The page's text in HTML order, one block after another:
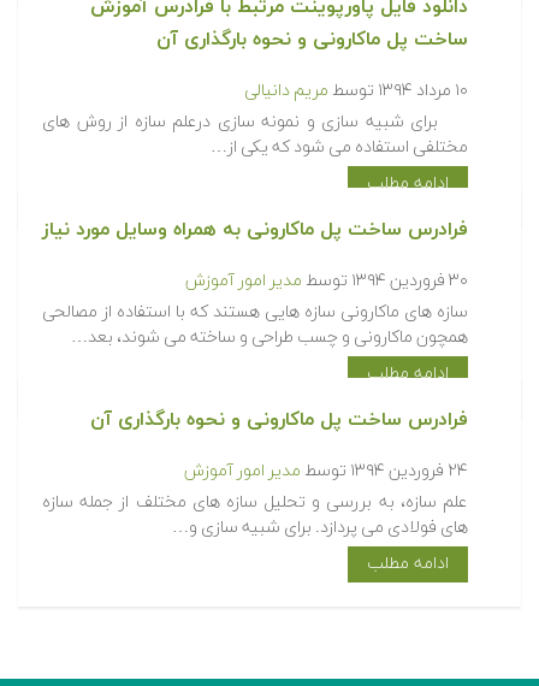
دانلود فایل پاورپوینت مرتبط با فرادرس آموزش
ساخت پل ماکارونی و نحوه بارگذاری آن
۱۰ مرداد ۱۳۹۴ توسط مریم دانیالی
برای شبیه سازی و نمونه سازی درعلم سازه از روش های
مختلفی استفاده می شود که یکی از…
ادامه مطلب
فرادرس ساخت پل ماکارونی به همراه وسایل مورد نیاز
۳۰ فروردین ۱۳۹۴ توسط مدیر امور آموزش
سازه های ماکارونی سازه هایی هستند که با استفاده از مصالحی
همچون ماکارونی و چسب طراحی و ساخته می شوند، بعد…
ادامه مطلب
فرادرس ساخت پل ماکارونی و نحوه بارگذاری آن
۲۴ فروردین ۱۳۹۴ توسط مدیر امور آموزش
علم سازه، به بررسی و تحلیل سازه های مختلف از جمله سازه
های فولادی می پردازد. برای شبیه سازی و…
ادامه مطلب